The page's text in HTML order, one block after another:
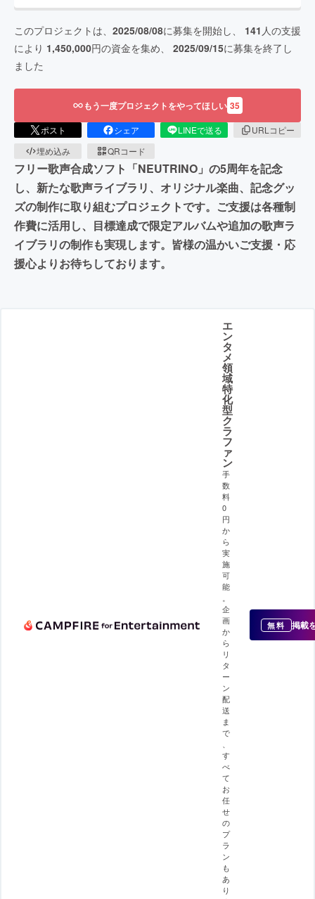
このプロジェクトは、 2025/08/08に募集を開始し、 141 人の支援
により 1,450,000円の資金を集め、 2025/09/15に募集を終了し
ました
もう一度プロジェクトをやってほしい 35
ポスト シェア LINEで送る
URLコピー
埋め込み
QRコード
フリー歌声合成ソフト「NEUTRINO」の5周年を記念
し、新たな歌声ライブラリ、オリジナル楽曲、記念グッ
ズの制作に取り組むプロジェクトです。ご支援は各種制
作費に活用し、目標達成で限定アルバムや追加の歌声ラ
イブラリの制作も実現します。皆様の温かいご支援・応
援心よりお待ちしております。
エ
ン
タ
メ
領
域
特
化
型
ク
ラ
フ
ァ
ン
手
数
料
0
円
か
ら
実
施
可
能
。
企
画
か
ら
リ
タ
ー
ン
配
送
ま
で
、
す
べ
て
お
任
せ
の
プ
ラ
ン
も
あ
り
無料 掲載